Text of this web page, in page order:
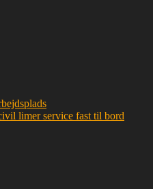
limer service fast til bord